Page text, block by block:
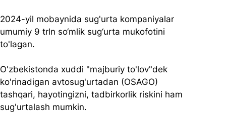
2024-yil mobaynida sug'urta kompaniyalar
umumiy 9 trln so‘mlik sug‘urta mukofotini
to'lagan.
O'zbekistonda xuddi "majburiy to'lov"dek
ko'rinadigan avtosug'urtadan (OSAGO)
tashqari, hayotingizni, tadbirkorlik riskini ham
sug'urtalash mumkin.